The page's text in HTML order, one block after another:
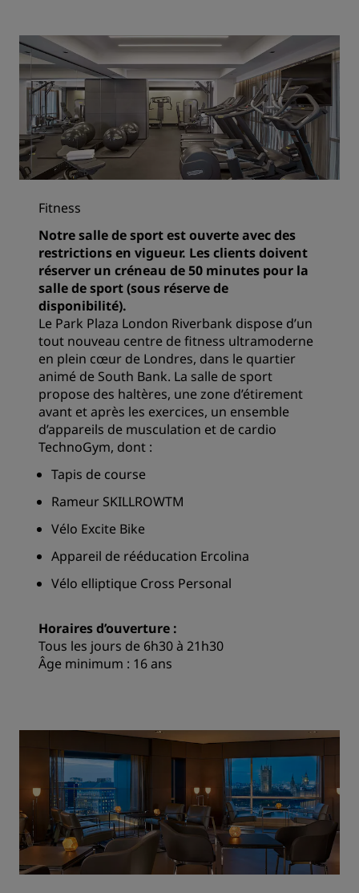
Fitness
Notre salle de sport est ouverte avec des
restrictions en vigueur. Les clients doivent
réserver un créneau de 50 minutes pour la
salle de sport (sous réserve de
disponibilité).
Le Park Plaza London Riverbank dispose d’un
tout nouveau centre de fitness ultramoderne
en plein cœur de Londres, dans le quartier
animé de South Bank. La salle de sport
propose des haltères, une zone d’étirement
avant et après les exercices, un ensemble
d’appareils de musculation et de cardio
TechnoGym, dont :
Tapis de course
Rameur SKILLROWTM
Vélo Excite Bike
Appareil de rééducation Ercolina
Vélo elliptique Cross Personal
Horaires d’ouverture :
Tous les jours de 6h30 à 21h30
Âge minimum : 16 ans